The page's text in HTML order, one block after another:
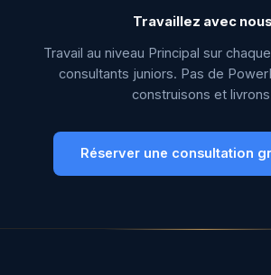
Travaillez avec nous
Travail au niveau Principal sur
consultants juniors. Pas de
construisons et
Réserver une consultation